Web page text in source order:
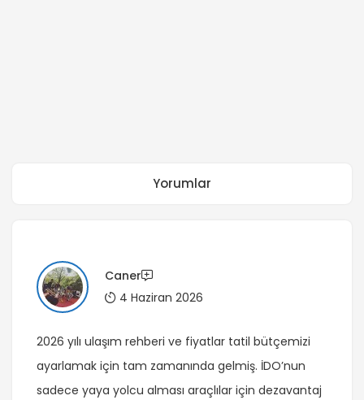
Yorumlar
Caner
4 Haziran 2026
2026 yılı ulaşım rehberi ve fiyatlar tatil bütçemizi
ayarlamak için tam zamanında gelmiş. İDO’nun
sadece yaya yolcu alması araçlılar için dezavantaj